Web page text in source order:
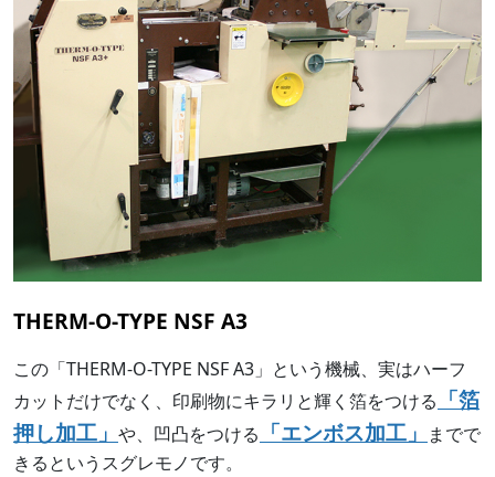
THERM-O-TYPE NSF A3
この「THERM-O-TYPE NSF A3」という機械、実はハーフ
カットだけでなく、印刷物にキラリと輝く箔をつける 「箔
押し加工」 や、凹凸をつける 「エンボス加工」 までで
きるというスグレモノです。